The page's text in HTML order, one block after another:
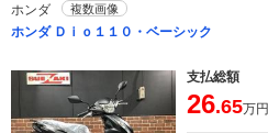
ホンダ 複数画像
ホンダ Ｄｉｏ１１０・ベーシック
支払総額
26.65万円